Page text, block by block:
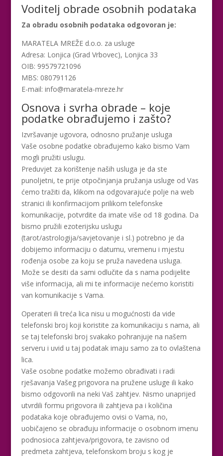
Voditelj obrade osobnih podataka
Za obradu osobnih podataka odgovoran je:
MARATELA MREŽE d.o.o. za usluge
Adresa: Lonjica (Grad Vrbovec), Lonjica 33
OIB: 99579721096
MBS: 080791126
E-mail: info@maratela-mreze.hr
Osnova i svrha obrade – koje
podatke obrađujemo i zašto?
Izvršavanje ugovora, odnosno pružanje usluga
Vaše osobne podatke obrađujemo kako bismo Vam
mogli pružiti uslugu.
Preduvjet za korištenje naših usluga je da ste
punoljetni, te prije otpočinjanja pružanja usluge od Vas
ćemo tražiti da, klikom na odgovarajuće polje na web
stranici ili konfirmacijom prilikom telefonske
komunikacije, potvrdite da imate više od 18 godina. Da
bismo pružili ezoterijsku uslugu
(tarot/astrologija/savjetovanje i sl.) potrebno je da
dobijemo informaciju o datumu, vremenu i mjestu
rođenja osobe za koju se pruža navedena usluga.
Može se desiti da sami odlučite da s nama podijelite
više informacija, ali mi te informacije nećemo koristiti
van komunikacije s Vama.
Operateri ili treća lica nisu u mogućnosti da vide
telefonski broj koji koristite za komunikaciju s nama, ali
se taj telefonski broj svakako pohranjuje na našem
serveru i uvid u taj podatak imaju samo za to ovlaštena
lica.
Vaše osobne podatke možemo obrađivati i radi
rješavanja Vašeg prigovora na pružene usluge ili kako
bismo odgovorili na neki Vaš zahtjev. Nismo unaprijed
utvrdili formu prigovora ili zahtjeva pa i količina
podataka koje obrađujemo ovisi o Vama, no,
uobičajeno se obrađuju informacije o osobnom imenu
podnosioca zahtjeva/prigovora, te zavisno od
predmeta zahtjeva, telefonskom broju s kog je